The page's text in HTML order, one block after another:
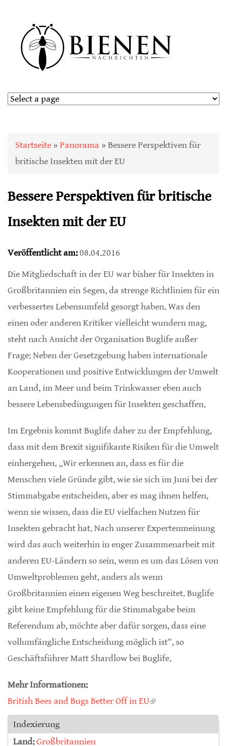
Sie sind hier
Startseite » Panorama » Bessere Perspektiven für
britische Insekten mit der EU
Bessere Perspektiven für britische
Insekten mit der EU
Veröffentlicht am:08.04.2016
Die Mitgliedschaft in der EU war bisher für Insekten in
Großbritannien ein Segen, da strenge Richtlinien für ein
verbessertes Lebensumfeld gesorgt haben. Was den
einen oder anderen Kritiker vielleicht wundern mag,
steht nach Ansicht der Organisation Buglife außer
Frage: Neben der Gesetzgebung haben internationale
Kooperationen und positive Entwicklungen der Umwelt
an Land, im Meer und beim Trinkwasser eben auch
bessere Lebensbedingungen für Insekten geschaffen.
Im Ergebnis kommt Buglife daher zu der Empfehlung,
dass mit dem Brexit signifikante Risiken für die Umwelt
einhergehen. „Wir erkennen an, dass es für die
Menschen viele Gründe gibt, wie sie sich im Juni bei der
Stimmabgabe entscheiden, aber es mag ihnen helfen,
wenn sie wissen, dass die EU vielfachen Nutzen für
Insekten gebracht hat. Nach unserer Expertenmeinung
wird das auch weiterhin in enger Zusammenarbeit mit
anderen EU-Ländern so sein, wenn es um das Lösen von
Umweltproblemen geht, anders als wenn
Großbritannien einen eigenen Weg beschreitet. Buglife
gibt keine Empfehlung für die Stimmabgabe beim
Referendum ab, möchte aber dafür sorgen, dass eine
vollumfängliche Entscheidung möglich ist“, so
Geschäftsführer Matt Shardlow bei Buglife.
Mehr Informationen:
British Bees and Bugs Better Off in EU(link is external)
Indexierung
Land:Großbritannien